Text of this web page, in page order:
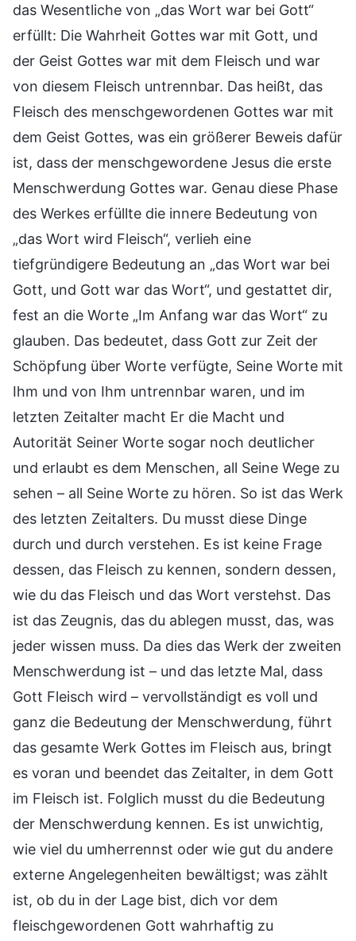
das Wesentliche von „das Wort war bei Gott“
erfüllt: Die Wahrheit Gottes war mit Gott, und
der Geist Gottes war mit dem Fleisch und war
von diesem Fleisch untrennbar. Das heißt, das
Fleisch des menschgewordenen Gottes war mit
dem Geist Gottes, was ein größerer Beweis dafür
ist, dass der menschgewordene Jesus die erste
Menschwerdung Gottes war. Genau diese Phase
des Werkes erfüllte die innere Bedeutung von
„das Wort wird Fleisch“, verlieh eine
tiefgründigere Bedeutung an „das Wort war bei
Gott, und Gott war das Wort“, und gestattet dir,
fest an die Worte „Im Anfang war das Wort“ zu
glauben. Das bedeutet, dass Gott zur Zeit der
Schöpfung über Worte verfügte, Seine Worte mit
Ihm und von Ihm untrennbar waren, und im
letzten Zeitalter macht Er die Macht und
Autorität Seiner Worte sogar noch deutlicher
und erlaubt es dem Menschen, all Seine Wege zu
sehen – all Seine Worte zu hören. So ist das Werk
des letzten Zeitalters. Du musst diese Dinge
durch und durch verstehen. Es ist keine Frage
dessen, das Fleisch zu kennen, sondern dessen,
wie du das Fleisch und das Wort verstehst. Das
ist das Zeugnis, das du ablegen musst, das, was
jeder wissen muss. Da dies das Werk der zweiten
Menschwerdung ist – und das letzte Mal, dass
Gott Fleisch wird – vervollständigt es voll und
ganz die Bedeutung der Menschwerdung, führt
das gesamte Werk Gottes im Fleisch aus, bringt
es voran und beendet das Zeitalter, in dem Gott
im Fleisch ist. Folglich musst du die Bedeutung
der Menschwerdung kennen. Es ist unwichtig,
wie viel du umherrennst oder wie gut du andere
externe Angelegenheiten bewältigst; was zählt
ist, ob du in der Lage bist, dich vor dem
fleischgewordenen Gott wahrhaftig zu